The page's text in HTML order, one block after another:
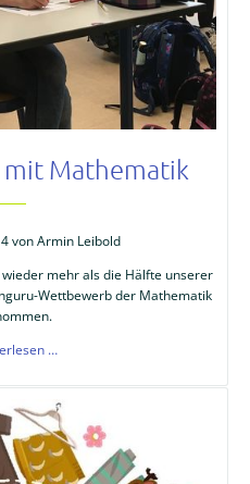
mit Mathematik
von Armin Leibold
mehr als die Hälfte unserer
Wettbewerb der Mathematik
…Tierischer
mit
Mathematik